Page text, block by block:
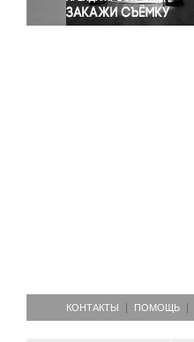
КОНТАКТЫ ПОМОЩЬ